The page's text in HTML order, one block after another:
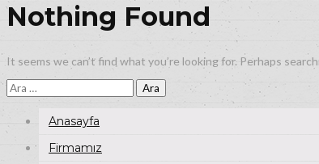
Nothing Found
It seems we can’t find what you’re looking for. Perhaps
Arama:
Anasayfa
Firmamız